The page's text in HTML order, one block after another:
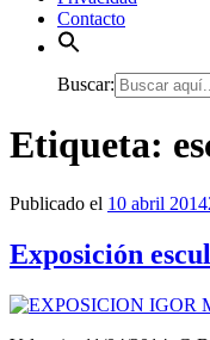
Contacto
Buscar:
Etiqueta:
Publicado el 10 abril 2014
Exposición